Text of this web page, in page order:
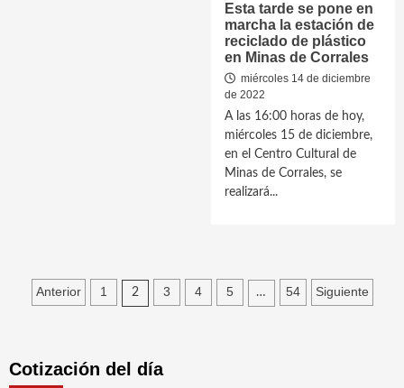
Esta tarde se pone en
marcha la estación de
reciclado de plástico
en Minas de Corrales
miércoles 14 de diciembre
de 2022
A las 16:00 horas de hoy,
miércoles 15 de diciembre,
en el Centro Cultural de
Minas de Corrales, se
realizará...
Paginación
Anterior 1 2 3 4 5 … 54 Siguiente
Cotización del día